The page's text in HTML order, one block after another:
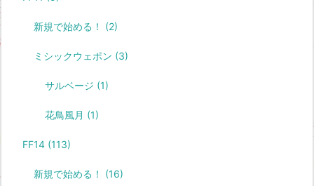
新規で始める！ (2)
ミシックウェポン (3)
サルベージ (1)
花鳥風月 (1)
FF14 (113)
新規で始める！ (16)